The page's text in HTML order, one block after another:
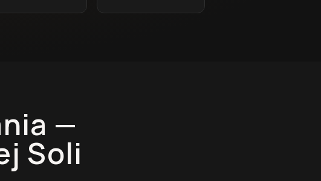
—
Soli